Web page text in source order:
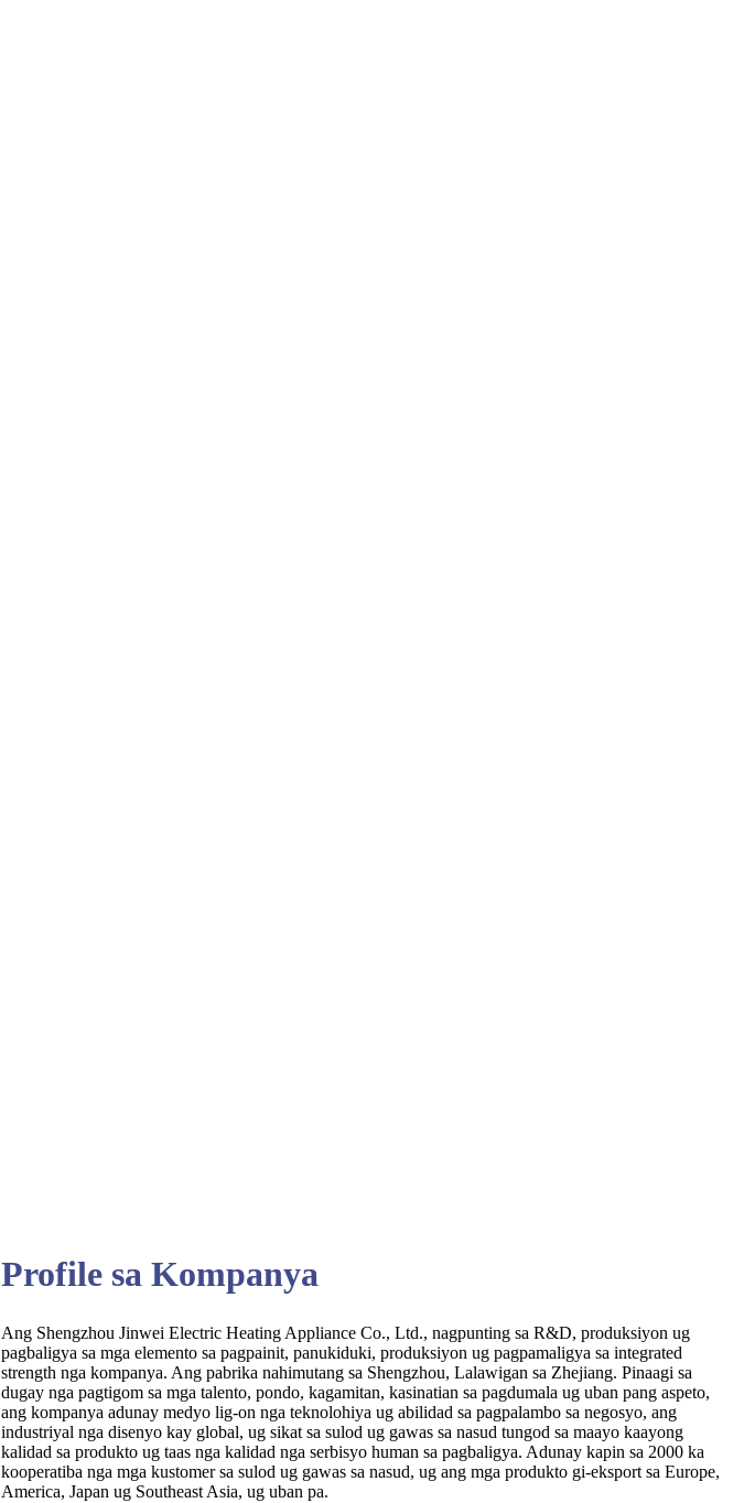
Profile sa Kompanya
Ang Shengzhou Jinwei Electric Heating Appliance Co., Ltd., nagpunting sa R&D, produksiyon ug
pagbaligya sa mga elemento sa pagpainit, panukiduki, produksiyon ug pagpamaligya sa integrated
strength nga kompanya. Ang pabrika nahimutang sa Shengzhou, Lalawigan sa Zhejiang. Pinaagi sa
dugay nga pagtigom sa mga talento, pondo, kagamitan, kasinatian sa pagdumala ug uban pang aspeto,
ang kompanya adunay medyo lig-on nga teknolohiya ug abilidad sa pagpalambo sa negosyo, ang
industriyal nga disenyo kay global, ug sikat sa sulod ug gawas sa nasud tungod sa maayo kaayong
kalidad sa produkto ug taas nga kalidad nga serbisyo human sa pagbaligya. Adunay kapin sa 2000 ka
kooperatiba nga mga kustomer sa sulod ug gawas sa nasud, ug ang mga produkto gi-eksport sa Europe,
America, Japan ug Southeast Asia, ug uban pa.